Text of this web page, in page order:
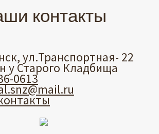
контакты
ул.Транспортная- 22
у Старого Кладбища
0613